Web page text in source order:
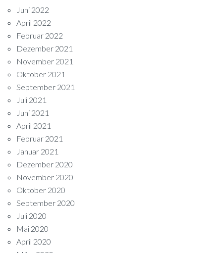
Juni 2022
April 2022
Februar 2022
Dezember 2021
November 2021
Oktober 2021
September 2021
Juli 2021
Juni 2021
April 2021
Februar 2021
Januar 2021
Dezember 2020
November 2020
Oktober 2020
September 2020
Juli 2020
Mai 2020
April 2020